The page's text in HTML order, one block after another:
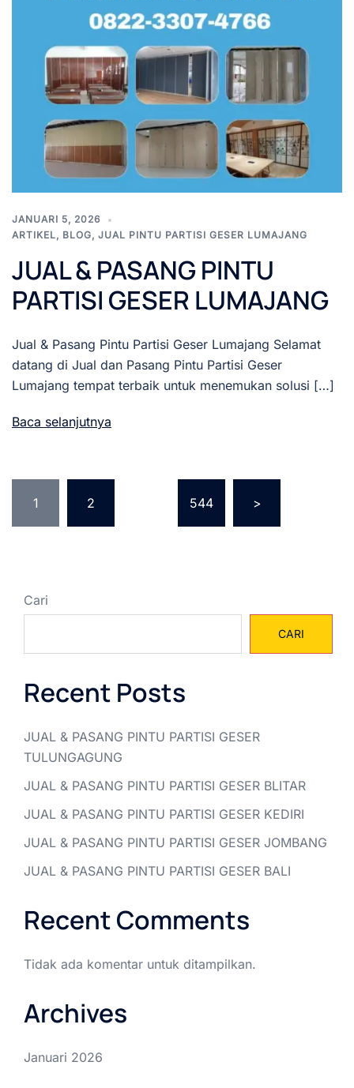
JANUARI 5, 2026
ARTIKEL, BLOG, JUAL PINTU PARTISI GESER LUMAJANG
JUAL & PASANG PINTU
PARTISI GESER LUMAJANG
Jual & Pasang Pintu Partisi Geser Lumajang Selamat
datang di Jual dan Pasang Pintu Partisi Geser
Lumajang tempat terbaik untuk menemukan solusi […]
Baca selanjutnya
pos
1 2 544 >
Cari
CARI
Recent Posts
JUAL & PASANG PINTU PARTISI GESER
TULUNGAGUNG
JUAL & PASANG PINTU PARTISI GESER BLITAR
JUAL & PASANG PINTU PARTISI GESER KEDIRI
JUAL & PASANG PINTU PARTISI GESER JOMBANG
JUAL & PASANG PINTU PARTISI GESER BALI
Recent Comments
Tidak ada komentar untuk ditampilkan.
Archives
Januari 2026